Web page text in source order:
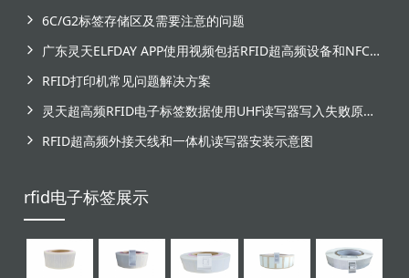
6C/G2标签存储区及需要注意的问题
广东灵天ELFDAY APP使用视频包括RFID超高频设备和NFC芯片标签感应
RFID打印机常见问题解决方案
灵天超高频RFID电子标签数据使用UHF读写器写入失败原因分析
RFID超高频外接天线和一体机读写器安装示意图
rfid电子标签展示